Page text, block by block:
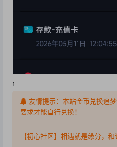
1
友情提示：本站金币兑换追
要求才能自行兑换！
【初心社区】相遇就是缘分，和